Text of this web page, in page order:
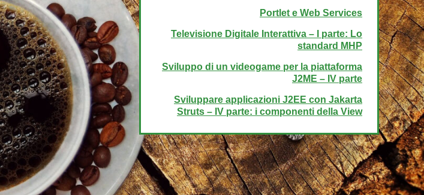
Portlet e Web Services
Televisione Digitale Interattiva – I parte: Lo
standard MHP
Sviluppo di un videogame per la piattaforma
J2ME – IV parte
Sviluppare applicazioni J2EE con Jakarta
Struts – IV parte: i componenti della View